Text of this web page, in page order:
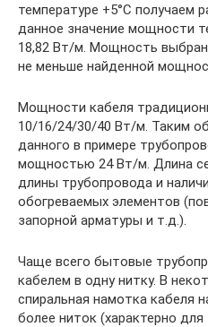
температуре +5°С получаем
данное значение мощности
18,82 Вт/м. Мощность
не меньше найденной
Мощности кабеля
10/16/24/30/40 Вт/м. Таким
данного в примере
мощностью 24 Вт/м. Длина
длины трубопровода и
обогреваемых элементов
запорной арматуры и т.д.).
Чаще всего бытовые
кабелем в одну нитку. В
спиральная намотка кабеля
более ниток (характерно